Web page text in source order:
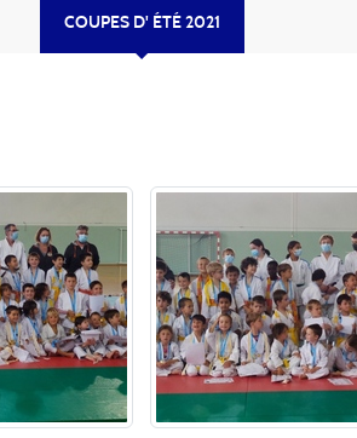
COUPES D' ÉTÉ 2021